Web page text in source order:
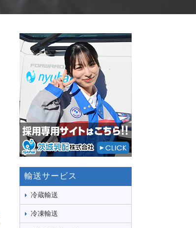
輸送サービス
冷蔵輸送
冷凍輸送